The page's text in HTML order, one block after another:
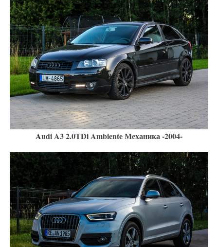
Audi A3 2.0TDi Ambiente Механика -2004-